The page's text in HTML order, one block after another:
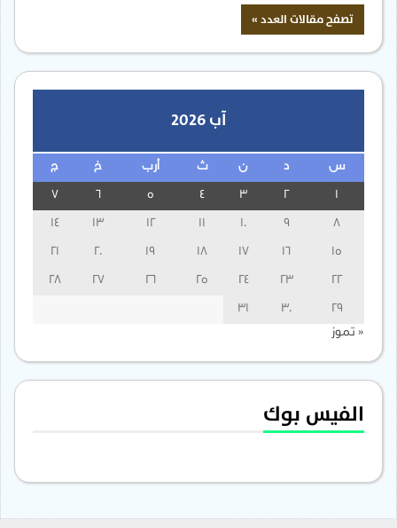
آب 2026
س ن ث أرب خ ج
3
13
14
15
16
17
18
19
20
21
22
23
24
25
26
27
28
29
30
31
« تموز
الفيس بوك